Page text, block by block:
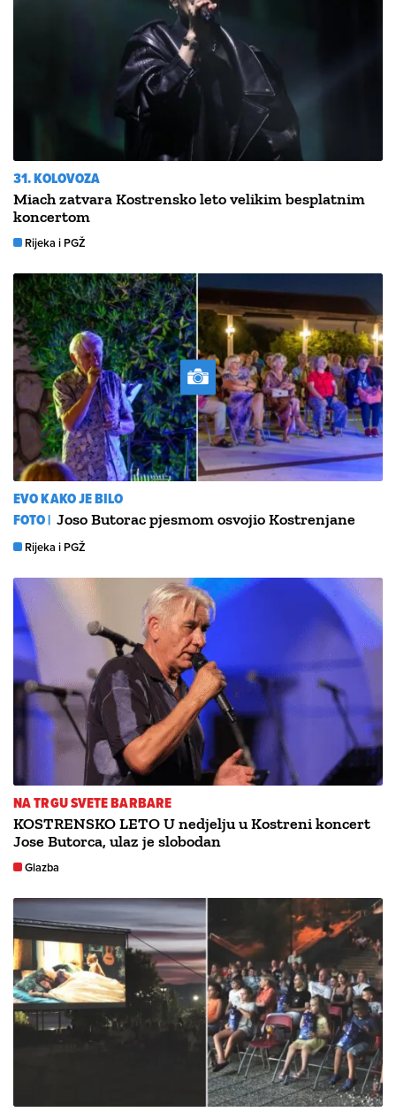
31. KOLOVOZA
Miach zatvara Kostrensko leto velikim besplatnim
koncertom
Rijeka i PGŽ
EVO KAKO JE BILO
FOTO | Joso Butorac pjesmom osvojio Kostrenjane
Rijeka i PGŽ
NA TRGU SVETE BARBARE
KOSTRENSKO LETO U nedjelju u Kostreni koncert
Jose Butorca, ulaz je slobodan
Glazba